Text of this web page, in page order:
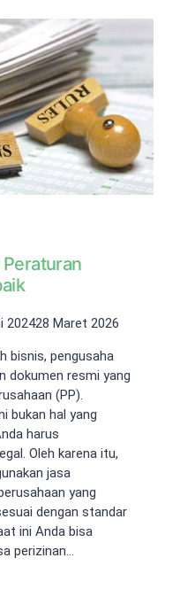
202428 Maret 2026
bisnis, pengusaha
dokumen resmi yang
(PP).
bukan hal yang
harus
Oleh karena itu,
jasa
yang
dengan standar
ini Anda bisa
perizinan…